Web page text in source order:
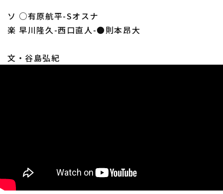
ソ ○有原航平-Sオスナ
楽 早川隆久-西口直人-●則本昂大
文・谷島弘紀